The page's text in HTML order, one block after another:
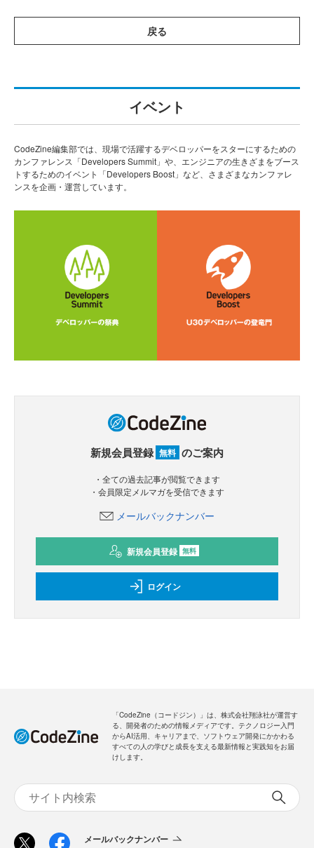
戻る
イベント
CodeZine編集部では、現場で活躍するデベロッパーをスターにするための
カンファレンス「Developers Summit」や、エンジニアの生きざまをブース
トするためのイベント「Developers Boost」など、さまざまなカンファレ
ンスを企画・運営しています。
新規会員登録 無料 のご案内
・全ての過去記事が閲覧できます
・会員限定メルマガを受信できます
メールバックナンバー
新規会員登録 無料
ログイン
「CodeZine（コードジン）」は、株式会社翔泳社が運営す
る、開発者のための情報メディアです。テクノロジー入門
からAI活用、キャリアまで、ソフトウェア開発にかかわる
すべての人の学びと成長を支える最新情報と実践知をお届
けします。
メールバックナンバー